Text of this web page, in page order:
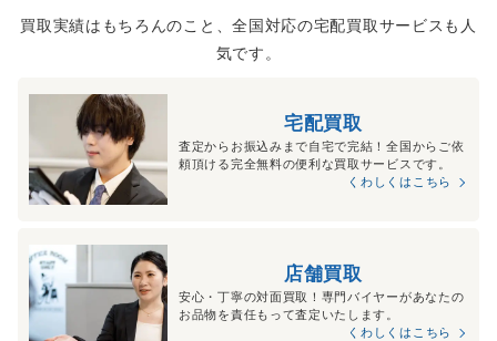
買取実績はもちろんのこと、全国対応の宅配買取サービスも人
気です。
宅配買取
査定からお振込みまで自宅で完結！全国からご依
頼頂ける完全無料の便利な買取サービスです。
くわしくはこちら
店舗買取
安心・丁寧の対面買取！専門バイヤーがあなたの
お品物を責任もって査定いたします。
くわしくはこちら